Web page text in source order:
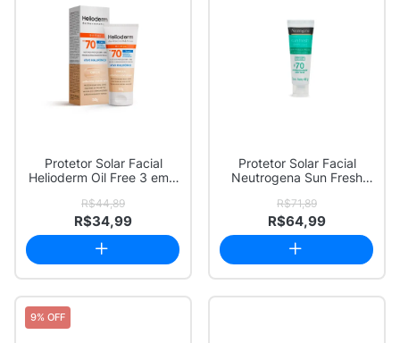
Protetor Solar Facial
Helioderm Oil Free 3 em 1
R$44,89
R$34,99
Protetor Solar Facial
Neutrogena Sun Fresh
R$71,89
R$64,99
9% OFF